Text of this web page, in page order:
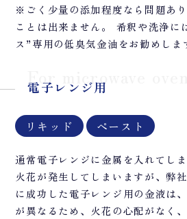
※ごく少量の添加程度なら問題あ
ことは出来ません。 希釈や洗浄に
ス”専用の低臭気金油をお勧めしま
電子レンジ用
For microwave oven
リキッド ペースト
通常電子レンジに金属を入れてし
火花が発生してしまいますが、弊
に成功した電子レンジ用の金液は
が異なるため、火花の心配がなく